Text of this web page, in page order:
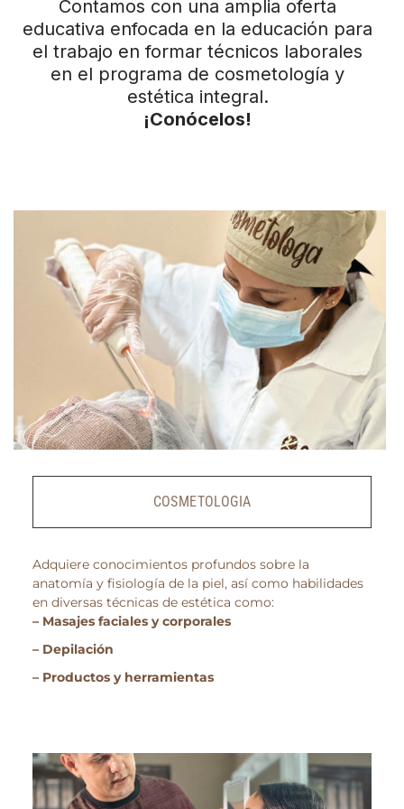
Contamos con una amplia oferta
educativa enfocada en la educación para
el trabajo en formar técnicos laborales
en el programa de cosmetología y
estética integral.
¡Conócelos!
COSMETOLOGIA
Adquiere conocimientos profundos sobre la
anatomía y fisiología de la piel, así como habilidades
en diversas técnicas de estética como:
– Masajes faciales y corporales
– Depilación
– Productos y herramientas